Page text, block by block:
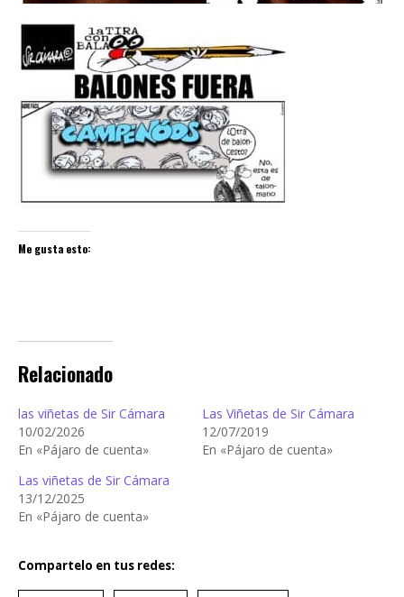
Me gusta esto:
Relacionado
las viñetas de Sir Cámara
10/02/2026
En «Pájaro de cuenta»
Las Viñetas de Sir Cámara
12/07/2019
En «Pájaro de cuenta»
Las viñetas de Sir Cámara
13/12/2025
En «Pájaro de cuenta»
Compartelo en tus redes: